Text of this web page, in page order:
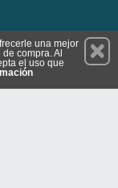
Suscríbete
una mejor
compra. Al
el uso que